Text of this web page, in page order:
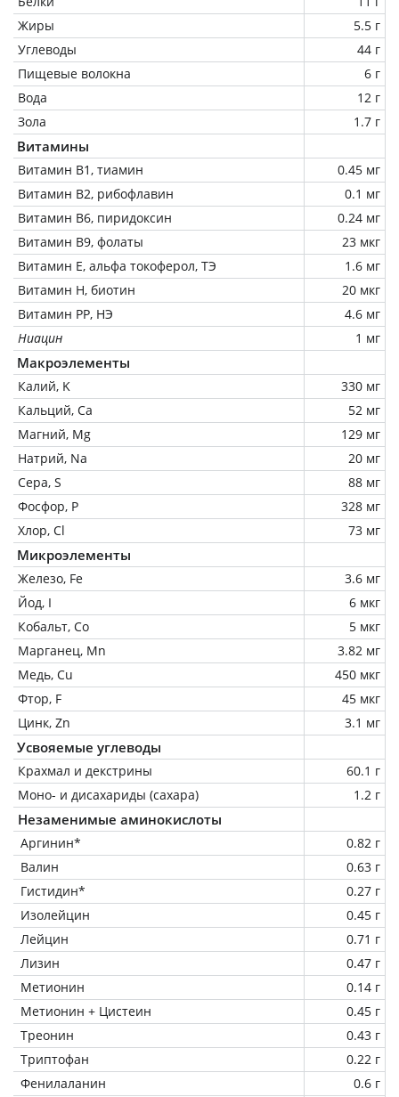
Жиры
5.5 г
Углеводы
44 г
Пищевые волокна
6 г
Вода
12 г
Зола
1.7 г
Витамины
Витамин В1, тиамин
0.45 мг
Витамин В2, рибофлавин
0.1 мг
Витамин В6, пиридоксин
0.24 мг
Витамин В9, фолаты
23 мкг
Витамин Е, альфа токоферол, ТЭ
1.6 мг
Витамин Н, биотин
20 мкг
Витамин РР, НЭ
4.6 мг
Ниацин
1 мг
Макроэлементы
Калий, K
330 мг
Кальций, Ca
52 мг
Магний, Mg
129 мг
Натрий, Na
20 мг
Сера, S
88 мг
Фосфор, P
328 мг
Хлор, Cl
73 мг
Микроэлементы
Железо, Fe
3.6 мг
Йод, I
6 мкг
Кобальт, Co
5 мкг
Марганец, Mn
3.82 мг
Медь, Cu
450 мкг
Фтор, F
45 мкг
Цинк, Zn
3.1 мг
Усвояемые углеводы
Крахмал и декстрины
60.1 г
Моно- и дисахариды (сахара)
1.2 г
Незаменимые аминокислоты
Аргинин*
0.82 г
Валин
0.63 г
Гистидин*
0.27 г
Изолейцин
0.45 г
Лейцин
0.71 г
Лизин
0.47 г
Метионин
0.14 г
Метионин + Цистеин
0.45 г
Треонин
0.43 г
Триптофан
0.22 г
Фенилаланин
0.6 г